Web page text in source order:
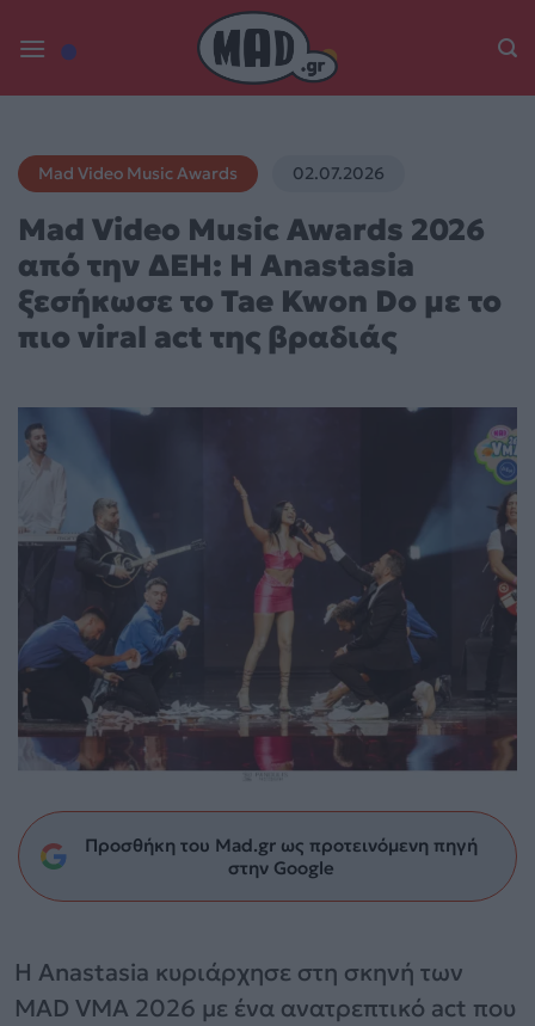
Mad Video Music Awards 02.07.2026
Mad Video Music Awards 2026
από την ΔΕΗ: Η Anastasia
ξεσήκωσε το Tae Kwon Do με το
πιο viral act της βραδιάς
Προσθήκη του Mad.gr ως προτεινόμενη πηγή
στην Google
Η Anastasia κυριάρχησε στη σκηνή των
MAD VMA 2026 με ένα ανατρεπτικό act που